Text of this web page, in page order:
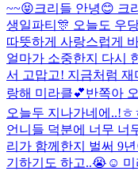
~~😝크리들 안녕😊 크
생일파티🎊 오늘도 우
따뜻하게 사랑스럽게
얼마가 소중한지 다시
서 고맙고! 지금처럼
랑해 미라클💕반쪽아
오늘두 지나가네에..!
언니들 덕분에 너무 너
리가 함께한지 벌써 9
기하기도 하고..😭☺️ 미